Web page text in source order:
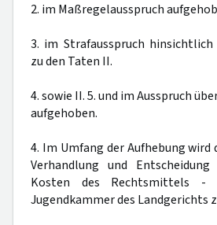
2. im Maßregelausspruch
3. im Strafausspruch
zu den Taten II.
4. sowie II. 5. und im Ausspruch
aufgehoben.
4. Im Umfang der Aufhebung wird
Verhandlung und
Kosten des Rechtsmittels -
Jugendkammer des Landgerichts